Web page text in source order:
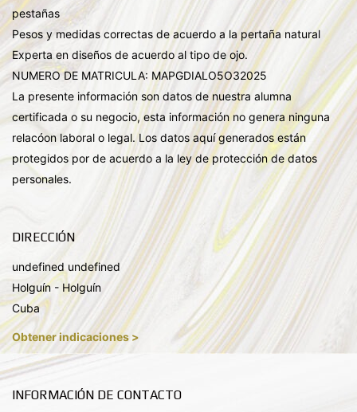
pestañas
Pesos y medidas correctas de acuerdo a la pertaña natural
Experta en diseños de acuerdo al tipo de ojo.
NUMERO DE MATRICULA: MAPGDIALO5O32025
La presente información son datos de nuestra alumna
certificada o su negocio, esta información no genera ninguna
relacóon laboral o legal. Los datos aquí generados están
protegidos por de acuerdo a la ley de protección de datos
personales.
DIRECCIÓN
undefined undefined
Holguín - Holguín
Cuba
Obtener indicaciones >
INFORMACIÓN DE CONTACTO